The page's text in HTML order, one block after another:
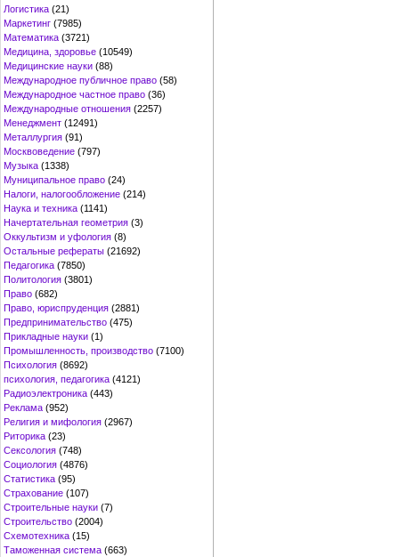
Логистика (21)
Маркетинг (7985)
Математика (3721)
Медицина, здоровье (10549)
Медицинские науки (88)
Международное публичное право (58)
Международное частное право (36)
Международные отношения (2257)
Менеджмент (12491)
Металлургия (91)
Москвоведение (797)
Музыка (1338)
Муниципальное право (24)
Налоги, налогообложение (214)
Наука и техника (1141)
Начертательная геометрия (3)
Оккультизм и уфология (8)
Остальные рефераты (21692)
Педагогика (7850)
Политология (3801)
Право (682)
Право, юриспруденция (2881)
Предпринимательство (475)
Прикладные науки (1)
Промышленность, производство (7100)
Психология (8692)
психология, педагогика (4121)
Радиоэлектроника (443)
Реклама (952)
Религия и мифология (2967)
Риторика (23)
Сексология (748)
Социология (4876)
Статистика (95)
Страхование (107)
Строительные науки (7)
Строительство (2004)
Схемотехника (15)
Таможенная система (663)